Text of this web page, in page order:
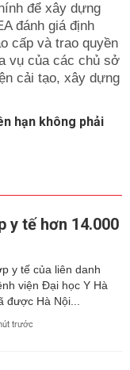
để xây dựng
đánh giá định
cấp và trao quyền
vụ của các chủ sở
cải tạo, xây dựng
hạn không phải
y tế hơn 14.000
y tế của liên danh
viện Đại học Y Hà
được Hà Nội...
trước